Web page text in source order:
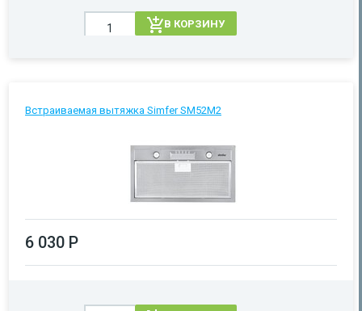
В КОРЗИНУ
Встраиваемая вытяжка Simfer SM52M2
6 030 Р